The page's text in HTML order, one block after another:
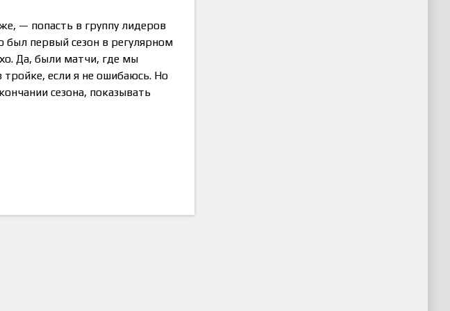
— попасть в группу лидеров
был первый сезон в регулярном
Да, были матчи, где мы
тройке, если я не ошибаюсь. Но
сезона, показывать